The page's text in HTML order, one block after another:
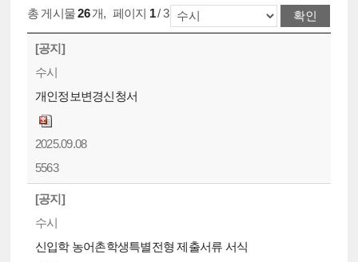
총 게시물26개, 페이지 1/ 3
[공지]
수시
개인정보변경신청서
2025.09.08
5563
[공지]
수시
신입학 농어촌학생특별전형 제출서류 서식